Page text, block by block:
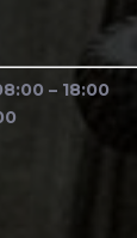
– 18:00